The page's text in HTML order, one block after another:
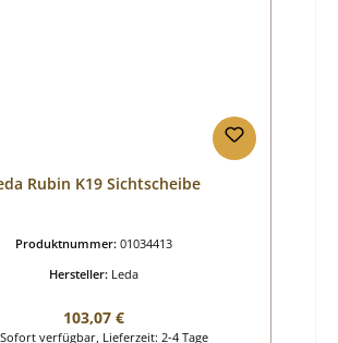
Rubin K19 Sichtscheibe
Produktnummer: 01034413
Hersteller: Leda
Regulärer Preis:
103,07 €
Sofort verfügbar, Lieferzeit: 2-4 Tage